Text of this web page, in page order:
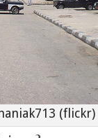
(flickr)